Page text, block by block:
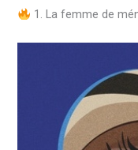
1. La femme de